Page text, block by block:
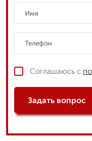
Соглашаюсь с
Задать вопрос